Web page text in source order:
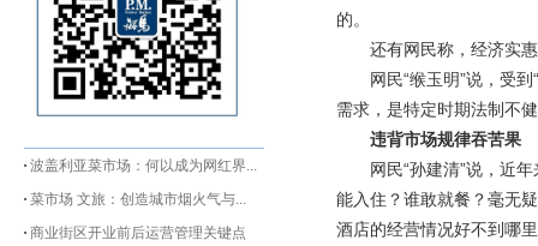
波盖利亚菜市场：何以成为网红界...
菜市场 文旅：创造城市烟火气与...
商业街区开业前后运营管理关键点
的。
还有网民称，经济实
网民“缑玉明”说，受
需求，是特定时期法制不
违背市场规律吞苦果
网民“孙建清”说，近
能入住？谁敢就餐？毫无
酒店的经营情况好不到哪